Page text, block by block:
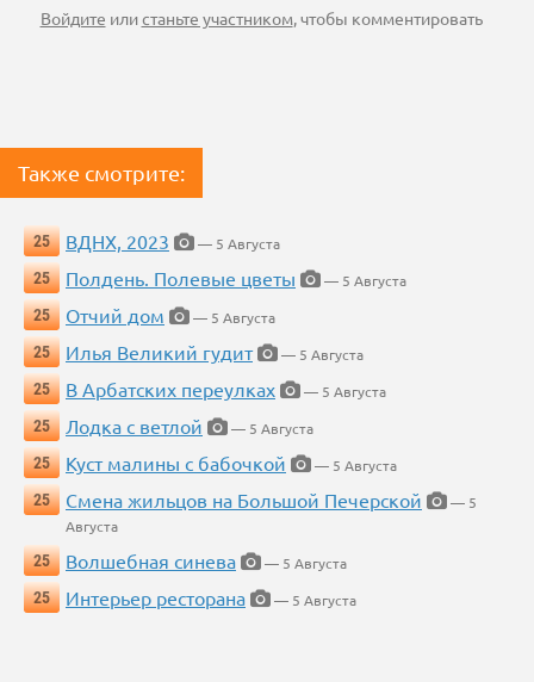
Войдите илистаньте участником, чтобы комментировать
Также смотрите:
25 ВДНХ, 2023
— 5 Августа
25
Полдень. Полевые цветы
— 5 Августа
25
Отчий дом
— 5 Августа
25
Илья Великий гудит
— 5 Августа
25
В Арбатских переулках
— 5 Августа
25
Лодка с ветлой
— 5 Августа
25
Куст малины с бабочкой
— 5 Августа
25
Смена жильцов на Большой Печерской
— 5
Августа
25
Волшебная синева
— 5 Августа
25
Интерьер ресторана — 5 Августа